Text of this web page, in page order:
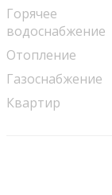
Горячее
водоснабжение
Отопление
Газоснабжение
Квартир